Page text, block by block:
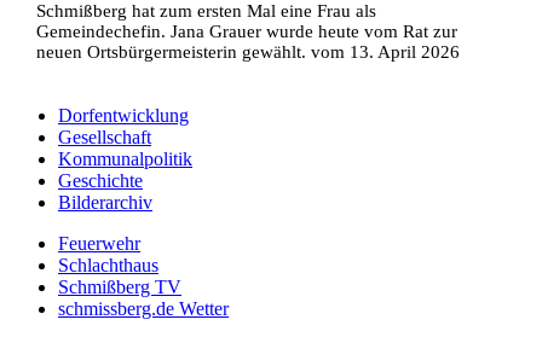
Schmißberg hat zum ersten Mal eine Frau als
Gemeindechefin. Jana Grauer wurde heute vom Rat zur
neuen Ortsbürgermeisterin gewählt. vom 13. April 2026
Dorfentwicklung
Gesellschaft
Kommunalpolitik
Geschichte
Bilderarchiv
Feuerwehr
Schlachthaus
Schmißberg TV
schmissberg.de Wetter